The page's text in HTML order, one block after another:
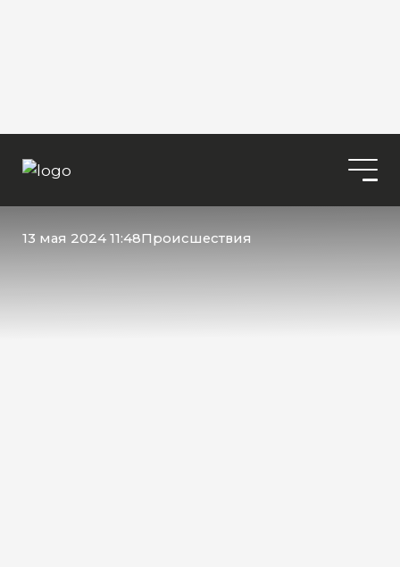
13 мая 2024 11:48Происшествия